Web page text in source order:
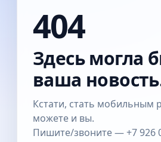
404
Здесь могла
ваша
Кстати, стать мобильным
можете и вы.
Пишите/звоните — +7 926